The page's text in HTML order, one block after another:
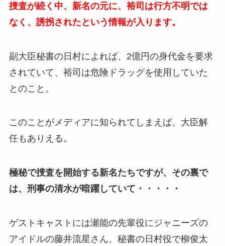
捜査が続く中、新名の元に、裕司は行方不明では
なく、誘拐されたという情報が入ります。
副大臣秘書の日村によれば、2億円の身代金を要求
されていて、裕司は危険ドラッグを使用していた
とのこと。
このことがメディアに知られてしまえば、大臣解
任もありえる。
極秘で捜査を開始する新名たちですが、その裏で
は、刑事の清水が暗躍していて・・・・・
ゲストキャストには瀬能の先輩役にジャニーズの
アイドルの藤井流星さん、秘書の日村役で柳俊太